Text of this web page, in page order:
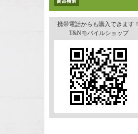
携帯電話からも購入できます！
T&Nモバイルショップ